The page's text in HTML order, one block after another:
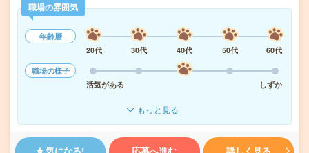
職場の雰囲気
年齢層
20代
30代 40代 50代
60代
職場の様子
活気がある
しずか
もっと見る